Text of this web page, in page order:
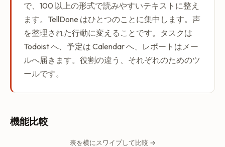
で、100 以上の形式で読みやすいテキストに整え
ます。TellDone はひとつのことに集中します。声
を整理された行動に変えることです。タスクは
Todoist へ、予定は Calendar へ、レポートはメー
ルへ届きます。役割の違う、それぞれのためのツ
ールです。
機能比較
表を横にスワイプして比較 →